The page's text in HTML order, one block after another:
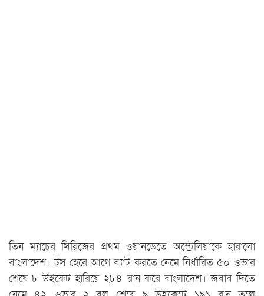
তিন ম্যাচের সিরিজের প্রথম ওয়ানডেতে অস্ট্রেলিয়াকে হারালো
বাংলাদেশ। টস হেরে আগে ব্যাট করতে নেমে নির্ধারিত ৫০ ওভার
শেষে ৮ উইকেট হারিয়ে ২৮৪ রান করে বাংলাদেশ। জবাব দিতে